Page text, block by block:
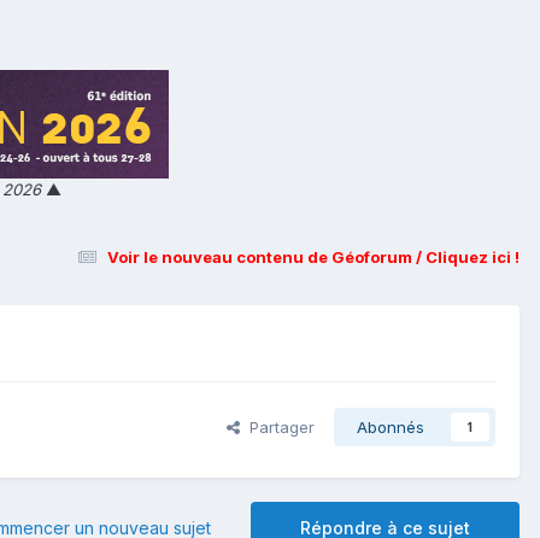
▲
Voir le nouveau contenu de Géoforum / Cliquez ici !
Partager Abonnés 1
Répondre à ce sujet
un nouveau sujet